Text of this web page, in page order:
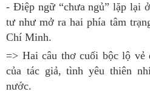
- Điệp ngữ “chưa ngủ” lặp lại
tư như mở ra hai phía tâm
Chí Minh.
=> Hai câu thơ cuối bộc lộ vẻ
của tác giả, tình yêu thiên
nước.